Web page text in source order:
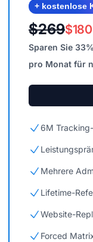
+ kostenlose
$269$180
Sparen Sie 33%
pro Monat für
6M
Mehrere
Lifetime-
Website-
Forced